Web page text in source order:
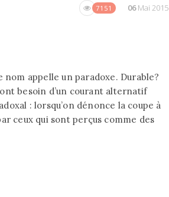
7151 06Mai 2015
appelle un paradoxe. Durable?
besoin d’un courant alternatif
: lorsqu’on dénonce la coupe à
ceux qui sont perçus comme des